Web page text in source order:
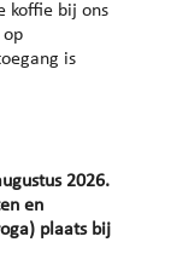
koffie bij ons
op
is
2026.
en
plaats bij